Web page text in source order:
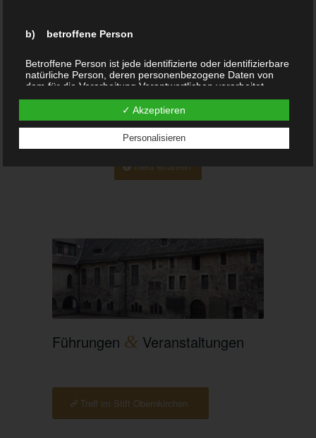
Kapitularinnen. Es wohnen hier
weitere Damen in der
geschichtsträchtigen Anlage mit ihrer
besonderen Atmosphäre und ihrem
eigenen Charme.
mehr erfahren
Führungen &Veranstaltungen
Treff im Stift Obernkirchen
b) betroffene Person
Betroffene Person ist jede identifizierte oder identifizierbare
natürliche Person, deren personenbezogene Daten von
dem für die Verarbeitung Verantwortlichen verarbeitet
werden.
Verarbeitung ist jeder mit oder ohne Hilfe automatisierter
Verfahren ausgeführte Vorgang oder jede solche
die Offenlegung durch Übermittlung, Verbreitung oder eine
andere Form der Bereitstellung, den Abgleich oder die
Verknüpfung, die Einschränkung, das Löschen oder die
Vernichtung.
d) Einschränkung der Verarbeitung
Einschränkung der Verarbeitung ist die Markierung
gespeicherter personenbezogener Daten mit dem Ziel, ihre
e) Profiling
✓ Akzeptieren
Personalisieren